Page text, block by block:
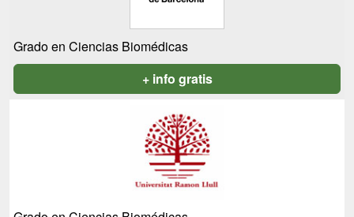
Grado en Ciencias Biomédicas
+ info gratis